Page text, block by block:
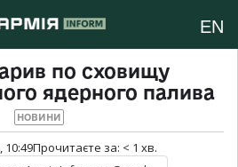
EN
по сховищу
ядерного палива
НОВИНИ
10:49Прочитаєте за: < 1 хв.